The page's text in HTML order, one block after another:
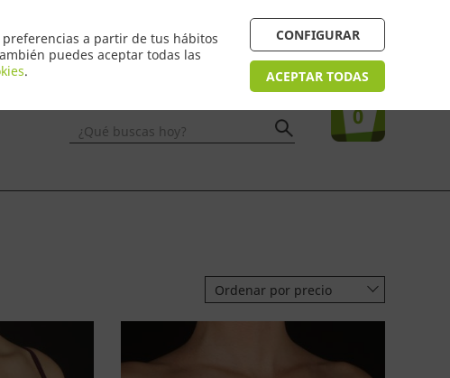
a partir de tus hábitos
puedes aceptar todas las
.
CONFIGURAR
ACEPTAR TODAS
¿Necesitas ayuda? FAQ
Tu compra
0
¿Qué buscas hoy?
Ordenar por precio